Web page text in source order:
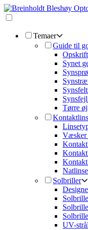
Temaer
Guide til
Synet
Tørre
Væsker
Solbriller
UV-